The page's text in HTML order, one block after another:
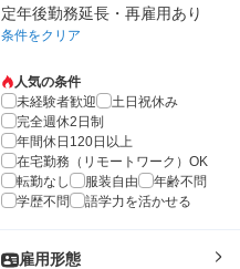
定年後勤務延長・再雇用あり
条件をクリア
人気の条件
未経験者歓迎
土日祝休み
完全週休2日制
年間休日120日以上
在宅勤務（リモートワーク）OK
転勤なし
服装自由
年齢不問
学歴不問
語学力を活かせる
雇用形態